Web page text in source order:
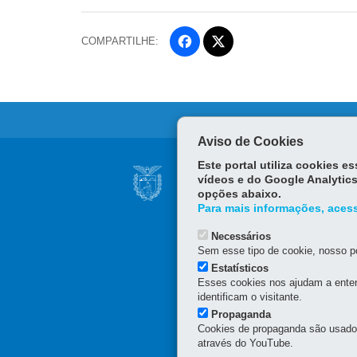
COMPARTILHE:
Fa
ce
ok
Navegação
principal
SECRETARIA DO
Rua Inácio Lustosa, 700
Edifício da
Horário de atendimento:
Aviso de Cookies
Este portal utiliza cookies
vídeos e do Google
opções abaixo.
Para mais informações,
Necessários
Sem esse tipo de cookie, nosso
Estatísticos
Esses cookies nos ajudam a
identificam o visitante.
Propaganda
Cookies de propaganda são
através do YouTube.